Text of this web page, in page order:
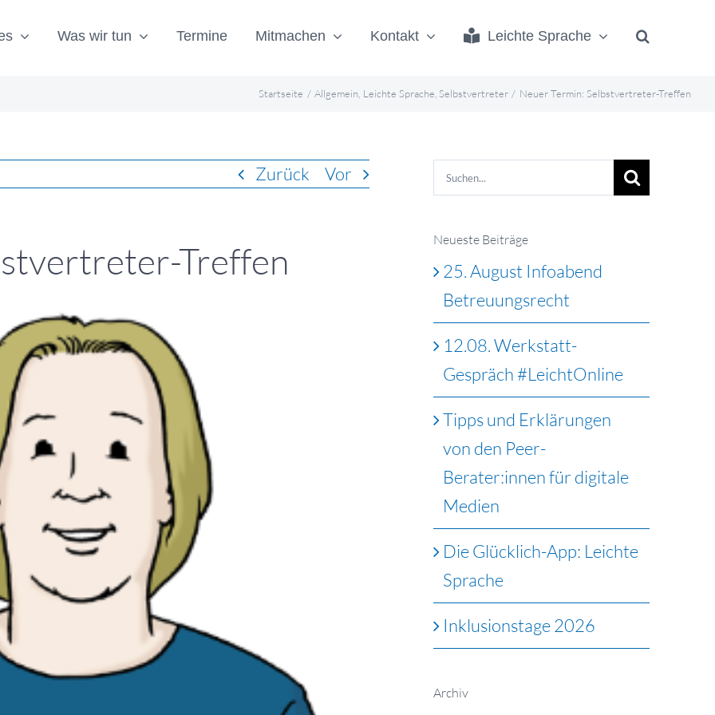
Was wir tun Termine Mitmachen Kontakt Leichte Sprache
Startseite Allgemein Leichte Sprache Selbstvertreter Neuer Termin: Selbstvertreter-Treffen
Zurück Vor
Treffen
Suche
nach:
Neueste Beiträge
25. August Infoabend
Betreuungsrecht
12.08. Werkstatt-
Gespräch #LeichtOnline
Tipps und Erklärungen
von den Peer-
Berater:innen für digitale
Medien
Die Glücklich-App: Leichte
Sprache
Inklusionstage 2026
Archiv